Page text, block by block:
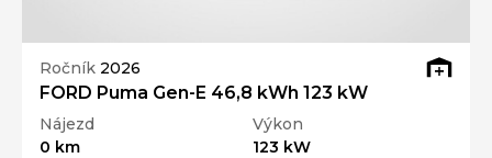
Ročník 2026
FORD Puma Gen-E 46,8 kWh 123 kW
Nájezd
0 km
Výkon
123 kW